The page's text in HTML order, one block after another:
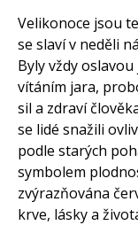
Velikonoce jsou
se slaví v neděli
Byly vždy
vítáním jara,
sil a zdraví
se lidé snažili
podle starých
symbolem
zvýrazňována
krve, lásky a